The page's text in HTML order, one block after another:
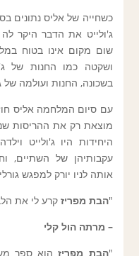
כשחייה של אליס נתונים
ג'ולייט את הדבר היקר
שום מקום אינו בטוח
ושקטה כמו החנות של
בשכונה, החנות ועולמה של
עם סיום המלחמה אליס
מוצאת רק את ההריסות
היחידות היו ג'ולייט
עקבותיהן של השתיים,
אותה לניו יורק למפגש
"הבת מפריז קרע לי את
– מרתה הול קלי
"הבת מפריז הוא ספר